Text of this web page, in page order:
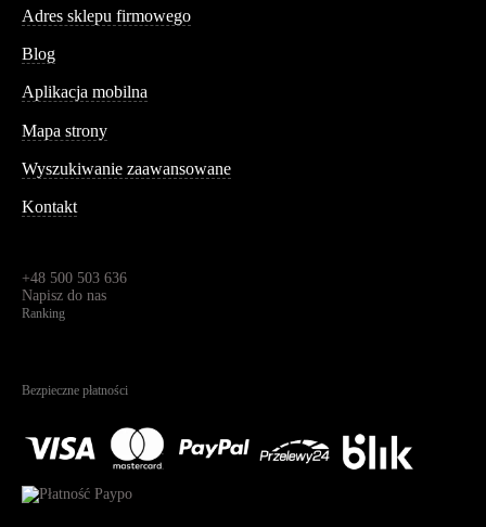
Adres sklepu firmowego
Blog
Aplikacja mobilna
Mapa strony
Wyszukiwanie zaawansowane
Kontakt
+48 500 503 636
Napisz do nas
Ranking
Bezpieczne płatności